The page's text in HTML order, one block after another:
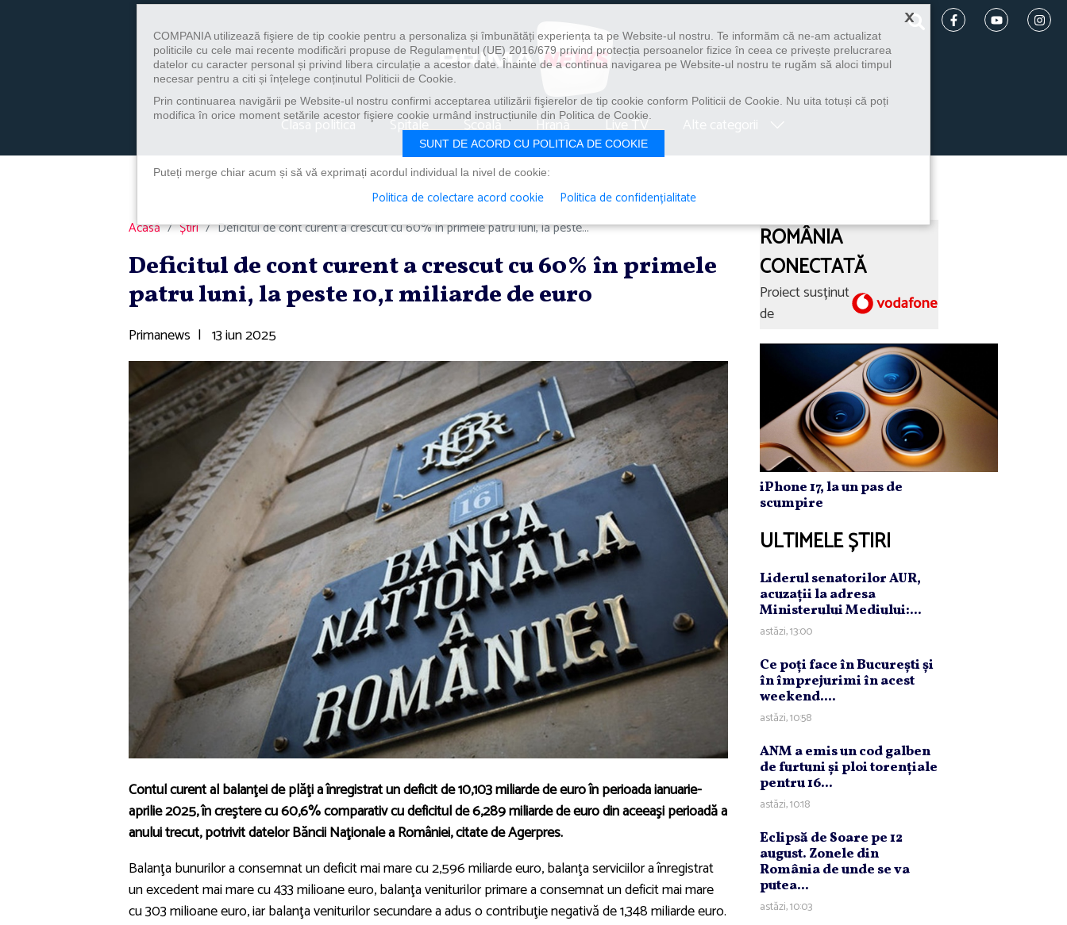
Clasa politica Spitale Școală Hrană Live TV
Acasă Știri Deficitul de cont curent a crescut cu 60% în primele patru luni, la peste...
Deficitul de cont curent a crescut cu 60% în primele
patru luni, la peste 10,1 miliarde de euro
Primanews | 13 iun 2025
Contul curent al balanţei de plăţi a înregistrat un deficit de 10,103 miliarde de euro în perioada ianuarie-
aprilie 2025, în creştere cu 60,6% comparativ cu deficitul de 6,289 miliarde de euro din aceeaşi perioadă a
anului trecut, potrivit datelor Băncii Naţionale a României, citate de Agerpres.
Balanţa bunurilor a consemnat un deficit mai mare cu 2,596 miliarde euro, balanţa serviciilor a înregistrat
un excedent mai mare cu 433 milioane euro, balanţa veniturilor primare a consemnat un deficit mai mare
cu 303 milioane euro, iar balanţa veniturilor secundare a adus o contribuţie negativă de 1,348 miliarde euro.
ROMÂNIA
CONECTATĂ
Proiect susținut
de
iPhone 17, la un pas de
scumpire
ULTIMELE ȘTIRI
Liderul senatorilor AUR,
acuzaţii la adresa
Ministerului Mediului:...
astăzi, 13:00
Ce poţi face în Bucureşti şi
în împrejurimi în acest
weekend....
astăzi, 10:58
ANM a emis un cod galben
de furtuni şi ploi torenţiale
pentru 16...
astăzi, 10:18
Eclipsă de Soare pe 12
august. Zonele din
România de unde se va
putea...
astăzi, 10:03
×
COMPANIA utilizează fişiere de tip cookie pentru a personaliza și îmbunătăți experiența ta pe Website-ul nostru. Te informăm că ne-am actualizat
politicile cu cele mai recente modificări propuse de Regulamentul (UE) 2016/679 privind protecția persoanelor fizice în ceea ce privește prelucrarea
datelor cu caracter personal și privind libera circulație a acestor date. Înainte de a continua navigarea pe Website-ul nostru te rugăm să aloci timpul
necesar pentru a citi și înțelege conținutul Politicii de Cookie.
Prin continuarea navigării pe Website-ul nostru confirmi acceptarea utilizării fişierelor de tip cookie conform Politicii de Cookie. Nu uita totuși că poți
modifica în orice moment setările acestor fişiere cookie urmând instrucțiunile din Politica de Cookie.
SUNT DE ACORD CU POLITICA DE COOKIE
Puteți merge chiar acum și să vă exprimați acordul individual la nivel de cookie:
Politica de colectare acord cookie Politica de confidențialitate